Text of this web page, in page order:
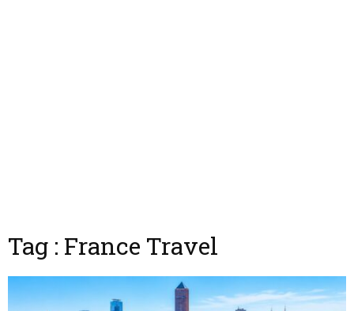
Tag : France Travel